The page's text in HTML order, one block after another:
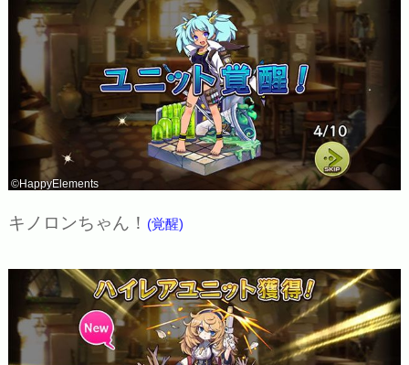
©HappyElements
キノロンちゃん！ (覚醒)